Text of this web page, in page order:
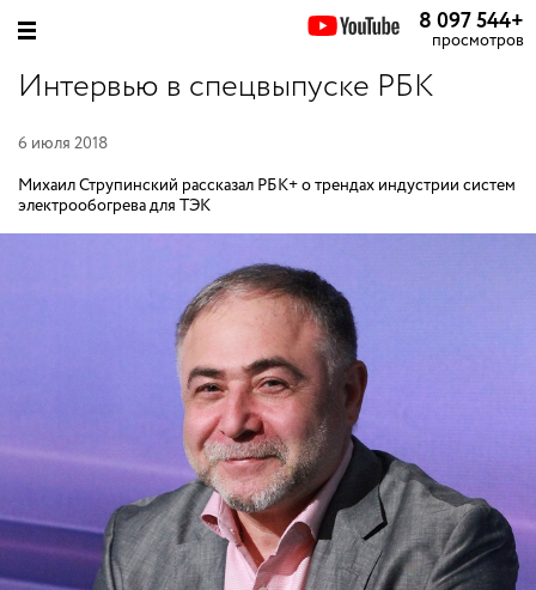
8 097 544+
просмотров
Интервью в спецвыпуске РБК
6 июля 2018
Михаил Струпинский рассказал РБК+ о трендах индустрии систем
электрообогрева для ТЭК